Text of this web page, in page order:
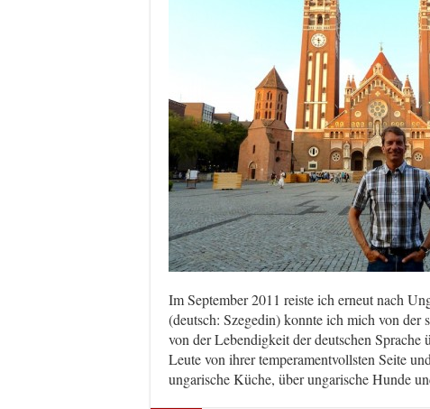
Im September 2011 reiste ich erneut nach
(deutsch: Szegedin) konnte ich mich von der
von der Lebendigkeit der deutschen
Leute von ihrer temperamentvollsten Seite
ungarische Küche, über ungarische Hunde